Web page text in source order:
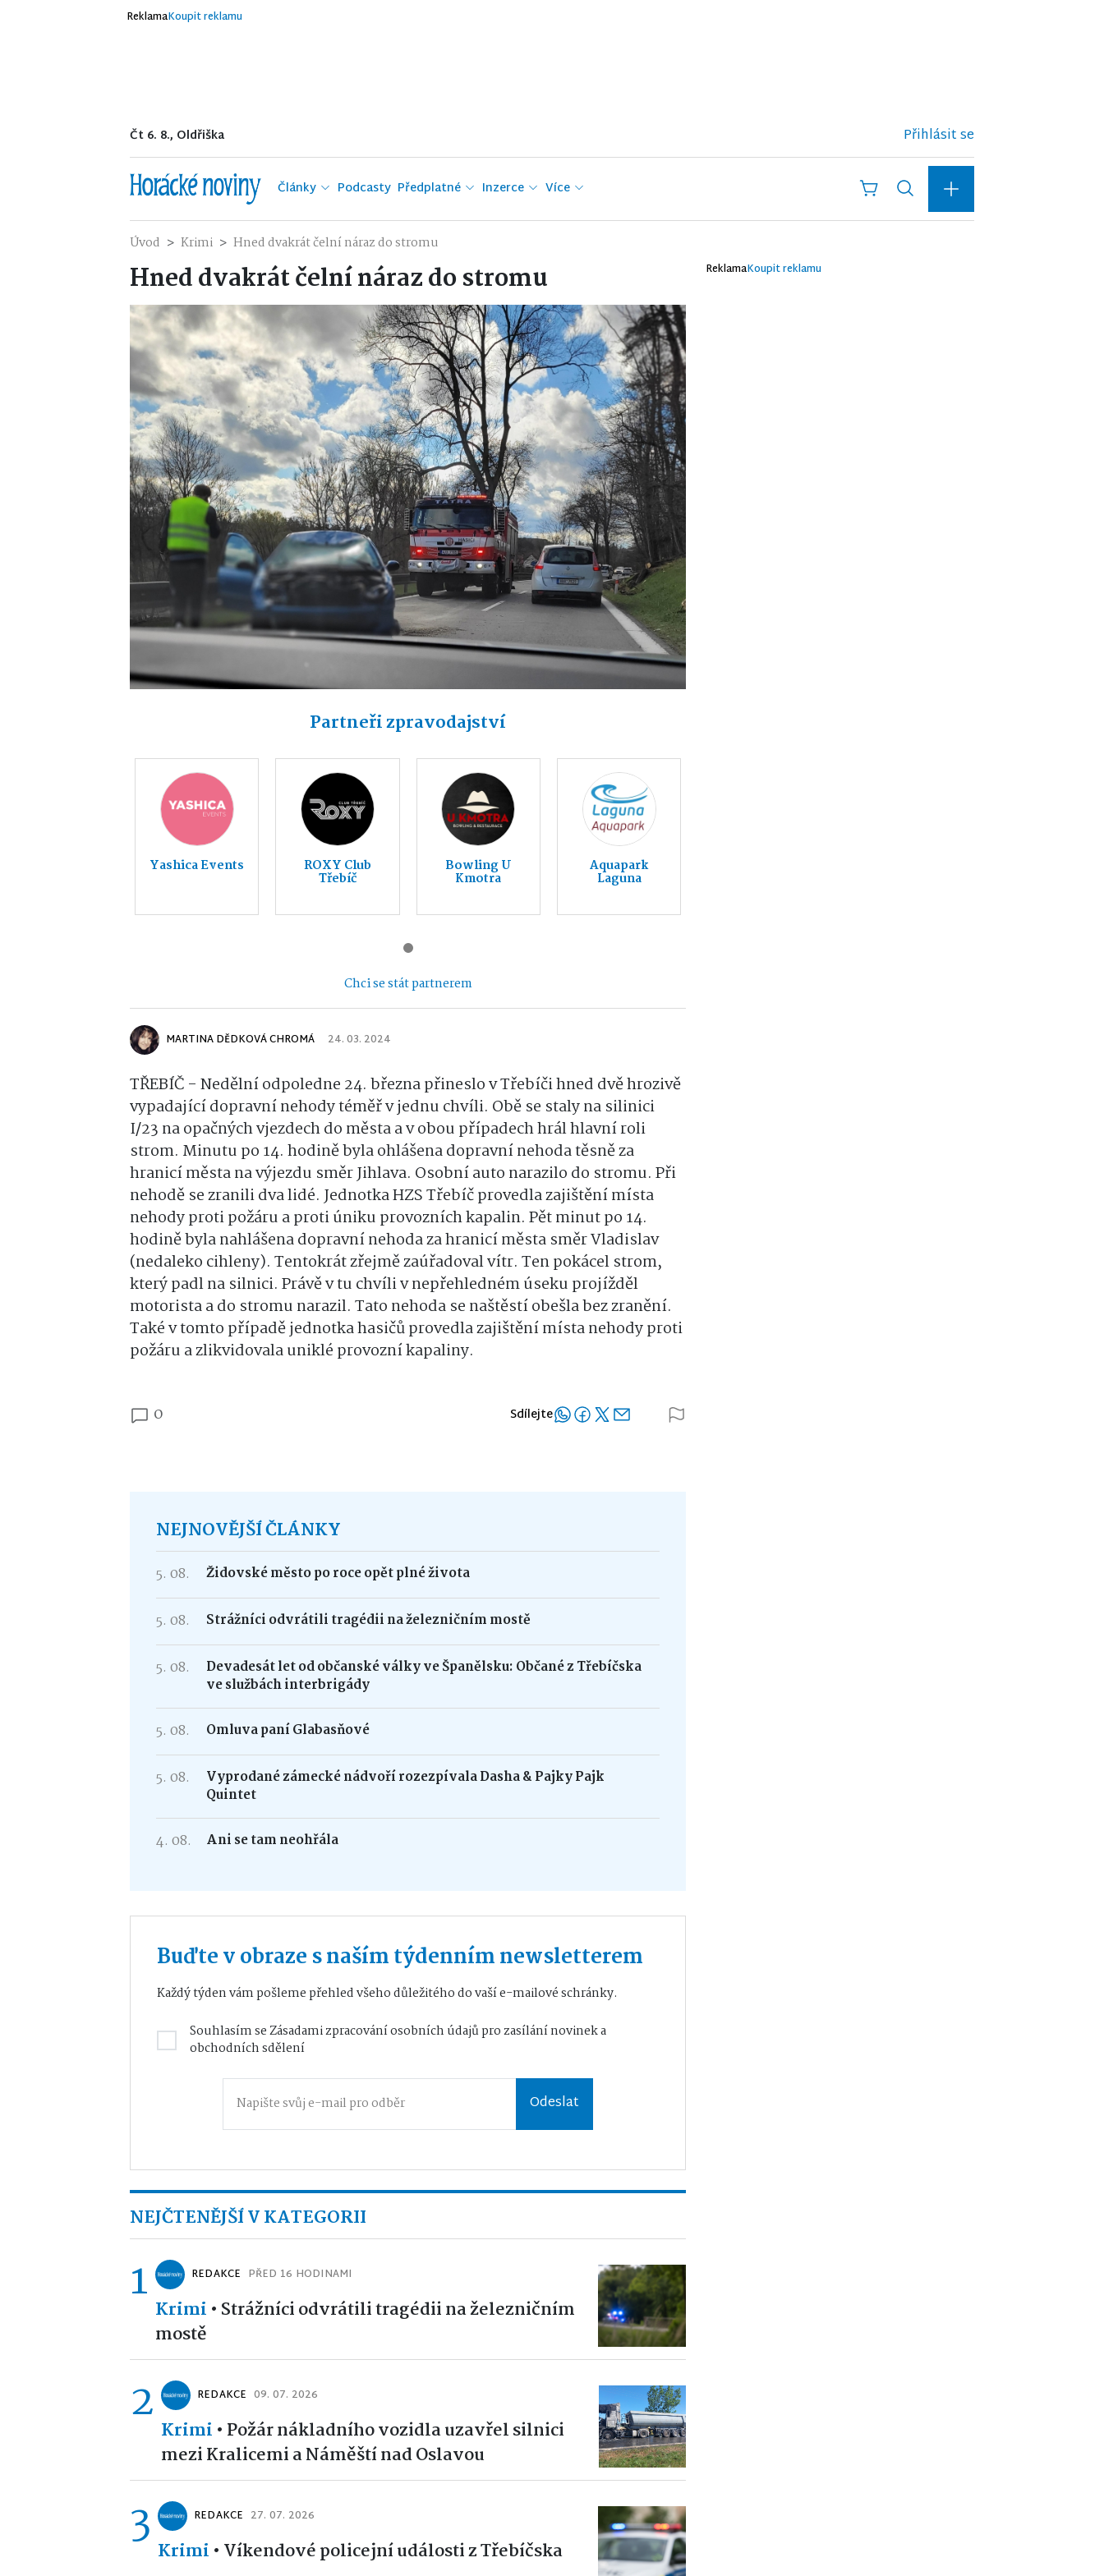
ReklamaKoupit reklamu
Čt 6. 8., Oldřiška Přihlásit se
Články Podcasty Předplatné Inzerce Více
Úvod Krimi Hned dvakrát čelní náraz do stromu
Hned dvakrát čelní náraz do stromu
Partneři zpravodajství
Yashica Events ROXY Club
Třebíč
Bowling U
Kmotra
Aquapark
Laguna
Chci se stát partnerem
MARTINA DĚDKOVÁ CHROMÁ 24. 03. 2024
TŘEBÍČ - Nedělní odpoledne 24. března přineslo v Třebíči hned dvě hrozivě
vypadající dopravní nehody téměř v jednu chvíli. Obě se staly na silinici
I/23 na opačných vjezdech do města a v obou případech hrál hlavní roli
strom. Minutu po 14. hodině byla ohlášena dopravní nehoda těsně za
hranicí města na výjezdu směr Jihlava. Osobní auto narazilo do stromu. Při
nehodě se zranili dva lidé. Jednotka HZS Třebíč provedla zajištění místa
nehody proti požáru a proti úniku provozních kapalin. Pět minut po 14.
hodině byla nahlášena dopravní nehoda za hranicí města směr Vladislav
(nedaleko cihleny). Tentokrát zřejmě zaúřadoval vítr. Ten pokácel strom,
který padl na silnici. Právě v tu chvíli v nepřehledném úseku projížděl
motorista a do stromu narazil. Tato nehoda se naštěstí obešla bez zranění.
Také v tomto případě jednotka hasičů provedla zajištění místa nehody proti
požáru a zlikvidovala uniklé provozní kapaliny.
0 Sdílejte
NEJNOVĚJŠÍ ČLÁNKY
5. 08. Židovské město po roce opět plné života
5. 08. Strážníci odvrátili tragédii na železničním mostě
5. 08.
Devadesát let od občanské války ve Španělsku: Občané z Třebíčska
ve službách interbrigády
5. 08. Omluva paní Glabasňové
5. 08.
Vyprodané zámecké nádvoří rozezpívala Dasha & Pajky Pajk
Quintet
4. 08. Ani se tam neohřála
Buďte v obraze s naším týdenním newsletterem
Každý týden vám pošleme přehled všeho důležitého do vaší e-mailové schránky.
Souhlasím seZásadami zpracování osobních údajůpro zasílání novinek a
obchodních sdělení
Odeslat
NEJČTENĚJŠÍ V KATEGORII
1 REDAKCE PŘED 16 HODINAMI
Krimi • Strážníci odvrátili tragédii na železničním
mostě
2 REDAKCE 09. 07. 2026
Krimi • Požár nákladního vozidla uzavřel silnici
mezi Kralicemi a Náměští nad Oslavou
3 REDAKCE 27. 07. 2026
Krimi • Víkendové policejní události z Třebíčska
ReklamaKoupit reklamu